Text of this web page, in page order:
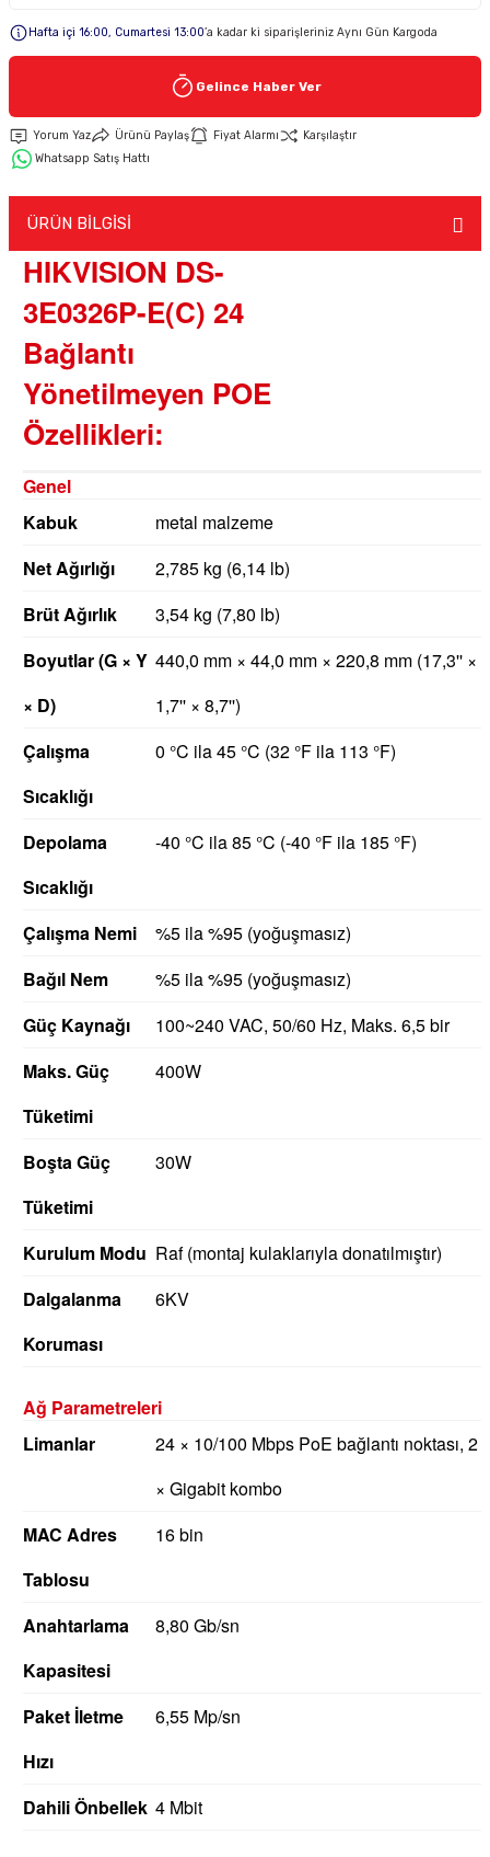
Keypad-Tuş Takımı Ürünler
Hafta içi 16:00, Cumartesi 13:00’a kadar ki siparişleriniz Aynı Gün Kargoda
Gelince Haber Ver
Yorum Yaz Ürünü Paylaş Fiyat Alarmı
Karşılaştır
Whatsapp Satış Hattı
ÜRÜN BİLGİSİ
HIKVISION DS-
3E0326P-E(C) 24
Bağlantı
Yönetilmeyen POE
Özellikleri:
Genel
Kabuk
metal malzeme
Net Ağırlığı
2,785 kg (6,14 lb)
Brüt Ağırlık
3,54 kg (7,80 lb)
Boyutlar (G × Y
× D)
440,0 mm × 44,0 mm × 220,8 mm (17,3'' ×
1,7'' × 8,7'')
Çalışma
Sıcaklığı
0 °C ila 45 °C (32 °F ila 113 °F)
Depolama
Sıcaklığı
-40 °C ila 85 °C (-40 °F ila 185 °F)
Çalışma Nemi
%5 ila %95 (yoğuşmasız)
Bağıl Nem
%5 ila %95 (yoğuşmasız)
Güç Kaynağı
100~240 VAC, 50/60 Hz, Maks. 6,5 bir
Maks.Güç
Tüketimi
400W
Boşta Güç
Tüketimi
30W
Kurulum Modu Raf (montaj kulaklarıyla donatılmıştır)
Dalgalanma
Koruması
6KV
Ağ Parametreleri
Limanlar
24 × 10/100 Mbps PoE bağlantı noktası, 2
× Gigabit kombo
MAC Adres
Tablosu
16 bin
Anahtarlama
Kapasitesi
8,80 Gb/sn
Paket İletme
Hızı
6,55 Mp/sn
Dahili Önbellek 4 Mbit